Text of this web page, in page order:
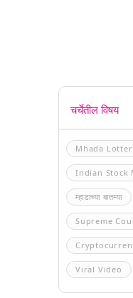
चर्चेतील विषय
Mhada
Indian Stock
म्हाडाच्या बातम्या
Supreme
Viral Video